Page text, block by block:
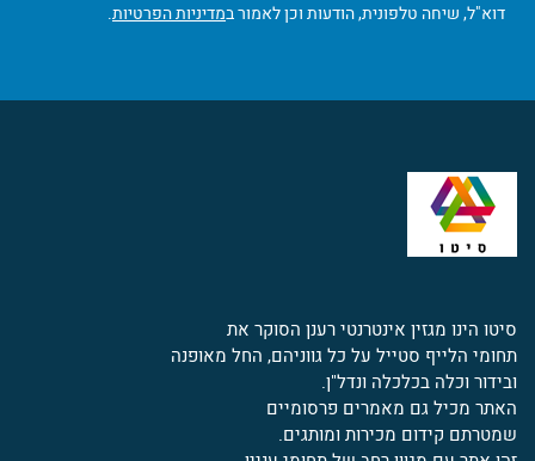
דוא"ל, שיחה טלפונית, הודעות וכן לאמור במדיניות הפרטיות.
סיטו הינו מגזין אינטרנטי רענן הסוקר את
תחומי הלייף סטייל על כל גווניהם, החל מאופנה
ובידור וכלה בכלכלה ונדל"ן.
האתר מכיל גם מאמרים פרסומיים
שמטרתם קידום מכירות ומותגים.